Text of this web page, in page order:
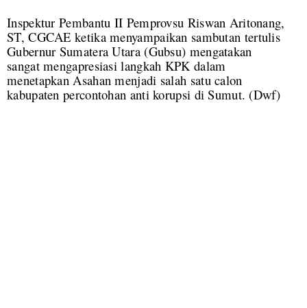
Inspektur Pembantu II Pemprovsu Riswan Aritonang,
ST, CGCAE ketika menyampaikan sambutan tertulis
Gubernur Sumatera Utara (Gubsu) mengatakan
sangat mengapresiasi langkah KPK dalam
menetapkan Asahan menjadi salah satu calon
kabupaten percontohan anti korupsi di Sumut. (Dwf)